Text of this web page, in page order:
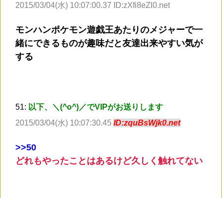
2015/03/04(水) 10:07:00.37 ID:zXfi8eZl0.net
モンハンポケモン遊戯王あたりのメジャーで一
緒にできるものが趣味だと友達出来やすい気が
する
51: 以下、＼(^o^)／でVIPがお送りします
2015/03/04(水) 10:07:30.45 ID:zquBsWjk0.net
>>50
どれもやったことはあるけど久しく触れてない